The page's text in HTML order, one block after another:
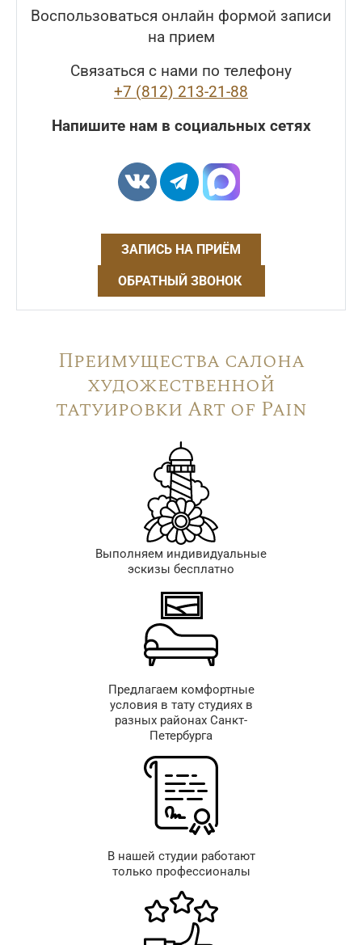
Воспользоваться онлайн формой записи
на прием
Связаться с нами по телефону
+7 (812) 213-21-88
Напишите нам в социальных сетях
ЗАПИСЬ НА ПРИЁМ
ОБРАТНЫЙ ЗВОНОК
Преимущества салона
художественной
татуировки Art of Pain
Выполняем индивидуальные
эскизы бесплатно
Предлагаем комфортные
условия в тату студиях в
разных районах Санкт-
Петербурга
В нашей студии работают
только профессионалы